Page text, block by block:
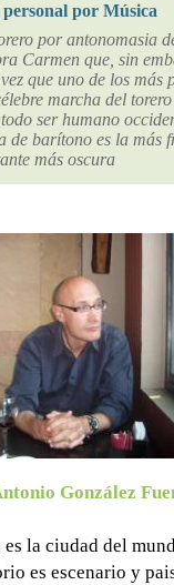
por Música
por antonomasia
Carmen que, sin
que uno de los
marcha del
ser humano
de barítono es la más
más oscura
González
la ciudad del
es escenario y